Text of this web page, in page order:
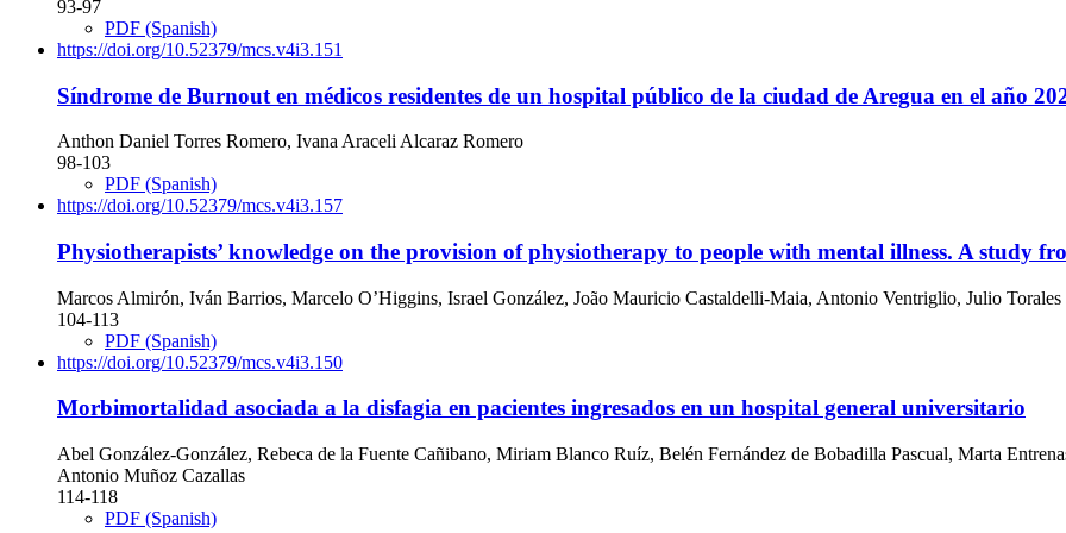
93-97
PDF (Spanish)
https://doi.org/10.52379/mcs.v4i3.151
Síndrome de Burnout en médicos residentes de un hospital público de la ciudad de Aregua en el año
Anthon Daniel Torres Romero, Ivana Araceli Alcaraz Romero
98-103
PDF (Spanish)
https://doi.org/10.52379/mcs.v4i3.157
Physiotherapists’ knowledge on the provision of physiotherapy to people with mental illness. A study
Marcos Almirón, Iván Barrios, Marcelo O’Higgins, Israel González, João Mauricio Castaldelli-Maia, Antonio Ventriglio, Julio Torales
104-113
PDF (Spanish)
https://doi.org/10.52379/mcs.v4i3.150
Morbimortalidad asociada a la disfagia en pacientes ingresados en un hospital general universitario
Abel González-González, Rebeca de la Fuente Cañibano, Miriam Blanco Ruíz, Belén Fernández de Bobadilla Pascual, Marta
Antonio Muñoz Cazallas
114-118
PDF (Spanish)